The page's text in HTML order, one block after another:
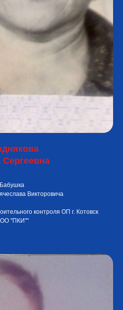
Сергеевна
Бабушка
Викторовича
контроля ОП г. Котовск
"ПКИ""